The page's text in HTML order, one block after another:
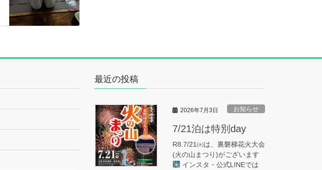
最近の投稿
2026年7月3日 お知らせ
7/21泊は特別day
R8.7/21㈫は、裏磐梯花火大会
(火の山まつり)がございます
インスタ・公式LINEでは